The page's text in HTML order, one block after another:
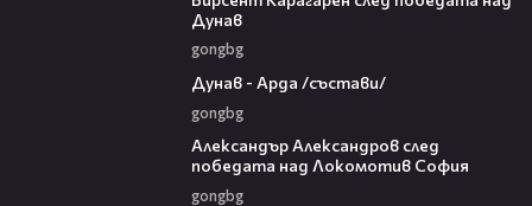
Дунав
gongbg
Дунав - Арда /състави/
gongbg
Александър Александров след
победата над Локомотив София
gongbg